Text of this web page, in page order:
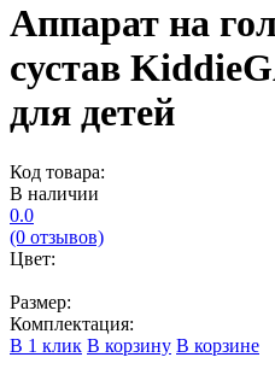
Аппарат на
сустав
для детей
Код товара:
В наличии
0.0
(0 отзывов)
Цвет:
Размер:
Комплектация:
В 1 клик В корзину В корзине